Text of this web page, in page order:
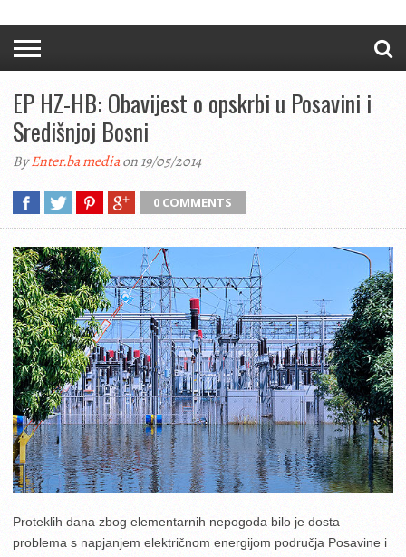
EP HZ-HB: Obavijest o opskrbi u Posavini i
Središnjoj Bosni
ByEnter.ba mediaon 19/05/2014
0 COMMENTS
Proteklih dana zbog elementarnih nepogoda bilo je dosta
problema s napjanjem električnom energijom područja Posavine i